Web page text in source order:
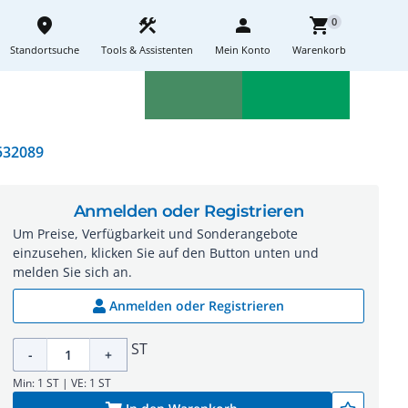
place
Standortsuche
construction
Tools & Assistenten
person
Mein Konto
shopping_cart0
Warenkorb
Anmelden oder Registrieren
Um Preise, Verfügbarkeit und Sonderangebote
einzusehen, klicken Sie auf den Button unten und
melden Sie sich an.
Anmelden oder Registrieren
- + ST
Min: 1 ST | VE: 1 ST